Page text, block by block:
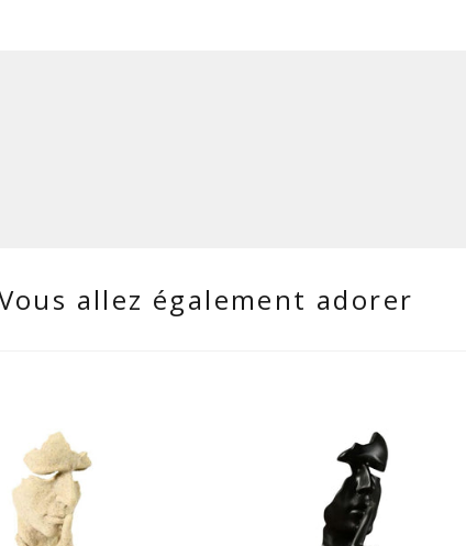
allez également adorer